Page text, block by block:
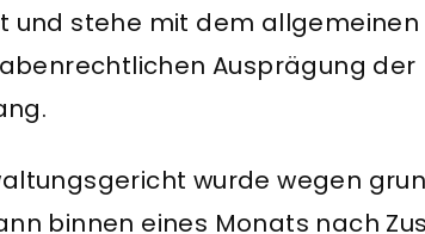
und stehe mit dem allgemeinen
Ausprägung der
wurde wegen
binnen eines Monats nach